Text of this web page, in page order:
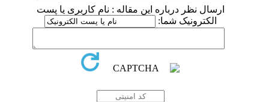
ارسال نظر درباره این مقاله : نام کاربری یا پست
الکترونیک شما: